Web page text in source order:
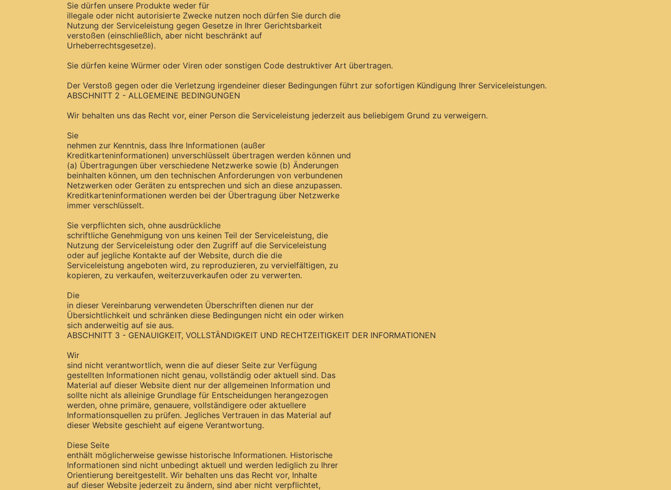
Sie dürfen unsere Produkte weder für
illegale oder nicht autorisierte Zwecke nutzen noch dürfen Sie durch die
Nutzung der Serviceleistung gegen Gesetze in Ihrer Gerichtsbarkeit
verstoßen (einschließlich, aber nicht beschränkt auf
Urheberrechtsgesetze).
Sie dürfen keine Würmer oder Viren oder sonstigen Code destruktiver Art übertragen.
Der Verstoß gegen oder die Verletzung irgendeiner dieser Bedingungen führt zur sofortigen Kündigung Ihrer Serviceleistungen.
ABSCHNITT 2 - ALLGEMEINE BEDINGUNGEN
Wir behalten uns das Recht vor, einer Person die Serviceleistung jederzeit aus beliebigem Grund zu verweigern.
Sie
nehmen zur Kenntnis, dass Ihre Informationen (außer
Kreditkarteninformationen) unverschlüsselt übertragen werden können und
(a) Übertragungen über verschiedene Netzwerke sowie (b) Änderungen
beinhalten können, um den technischen Anforderungen von verbundenen
Netzwerken oder Geräten zu entsprechen und sich an diese anzupassen.
Kreditkarteninformationen werden bei der Übertragung über Netzwerke
immer verschlüsselt.
Sie verpflichten sich, ohne ausdrückliche
schriftliche Genehmigung von uns keinen Teil der Serviceleistung, die
Nutzung der Serviceleistung oder den Zugriff auf die Serviceleistung
oder auf jegliche Kontakte auf der Website, durch die die
Serviceleistung angeboten wird, zu reproduzieren, zu vervielfältigen, zu
kopieren, zu verkaufen, weiterzuverkaufen oder zu verwerten.
Die
in dieser Vereinbarung verwendeten Überschriften dienen nur der
Übersichtlichkeit und schränken diese Bedingungen nicht ein oder wirken
sich anderweitig auf sie aus.
ABSCHNITT 3 - GENAUIGKEIT, VOLLSTÄNDIGKEIT UND RECHTZEITIGKEIT DER INFORMATIONEN
Wir
sind nicht verantwortlich, wenn die auf dieser Seite zur Verfügung
gestellten Informationen nicht genau, vollständig oder aktuell sind. Das
Material auf dieser Website dient nur der allgemeinen Information und
sollte nicht als alleinige Grundlage für Entscheidungen herangezogen
werden, ohne primäre, genauere, vollständigere oder aktuellere
Informationsquellen zu prüfen. Jegliches Vertrauen in das Material auf
dieser Website geschieht auf eigene Verantwortung.
Diese Seite
enthält möglicherweise gewisse historische Informationen. Historische
Informationen sind nicht unbedingt aktuell und werden lediglich zu Ihrer
Orientierung bereitgestellt. Wir behalten uns das Recht vor, Inhalte
auf dieser Website jederzeit zu ändern, sind aber nicht verpflichtet,